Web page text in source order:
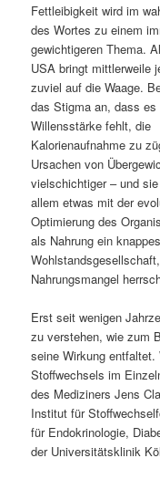
a
l
t
s
p
r
n
g
e
n
n
h
a
l
t
s
r
i
n
g
Fettleibigkeit wird im
des Wortes zu einem
gewichtigeren Thema.
USA bringt mittlerweile
zuviel auf die Waage.
das Stigma an, dass es
Willensstärke fehlt, die
Kalorienaufnahme zu
Ursachen von
vielschichtiger – und
allem etwas mit der
Optimierung des
als Nahrung ein
Nahrungsmangel
Erst seit wenigen
zu verstehen, wie zum
seine Wirkung
Stoffwechsels im
des Mediziners Jens
Institut für
für Endokrinologie,
der Universitätsklinik